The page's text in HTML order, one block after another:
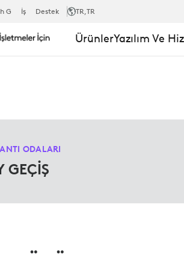
G İş Destek TR,TR
ÜrünlerYazılım Ve
ODALARI
GEÇİŞ